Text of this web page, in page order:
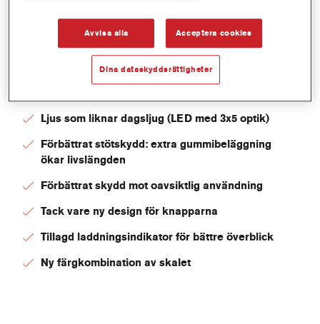
middagsljus ger Axalta Q-Lite dagsljuslampa dig även
ett varmt kvällsljus.
Förbättrat optiskt system: Nya högeffekts
Ljus som liknar dagsljug (LED med 3x5 optik)
Förbättrat stötskydd: extra gummibeläggning
ökar livslängden
Förbättrat skydd mot oavsiktlig användning
Tack vare ny design för knapparna
Tillagd laddningsindikator för bättre överblick
Ny färgkombination av skalet
Avvisa alla Acceptera cookies
Dina dataskyddsrättigheter